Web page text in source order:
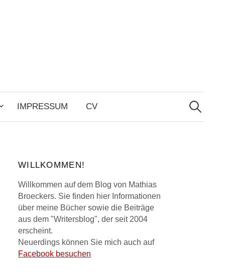
IMPRESSUM CV
Search
for:
WILLKOMMEN!
Willkommen auf dem Blog von Mathias
Broeckers. Sie finden hier Informationen
über meine Bücher sowie die Beiträge
aus dem "Writersblog", der seit 2004
erscheint.
Neuerdings können Sie mich auch auf
Facebook besuchen